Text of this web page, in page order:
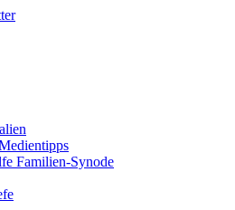
Familien-Synode